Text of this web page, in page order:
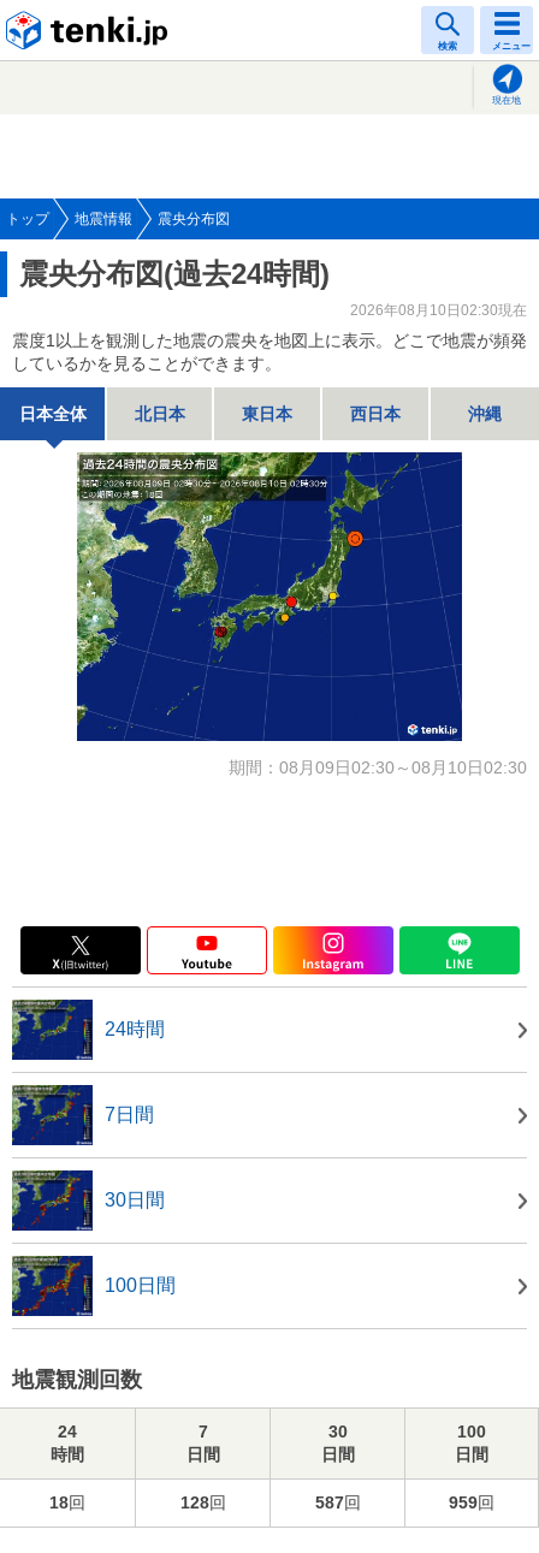
検索 メニュー
現在地
トップ 地震情報 震央分布図
震央分布図(過去24時間)
2026年08月10日02:30現在
震度1以上を観測した地震の震央を地図上に表示。どこで地震が頻発
しているかを見ることができます。
日本全体 北日本 東日本 西日本 沖縄
期間：08月09日02:30～08月10日02:30
24時間
7日間
30日間
100日間
地震観測回数
24
時間
7
日間
30
日間
100
日間
18回 128回 587回 959回